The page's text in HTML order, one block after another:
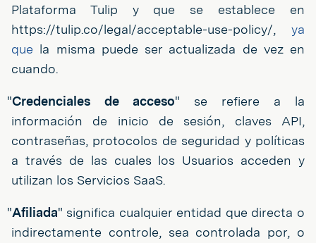
Plataforma Tulip y que se establece en
https://tulip.co/legal/acceptable-use-policy/, ya
que la misma puede ser actualizada de vez en
cuando.
"Credenciales de acceso" se refiere a la
información de inicio de sesión, claves API,
contraseñas, protocolos de seguridad y políticas
a través de las cuales los Usuarios acceden y
utilizan los Servicios SaaS.
"Afiliada" significa cualquier entidad que directa o
indirectamente controle, sea controlada por, o